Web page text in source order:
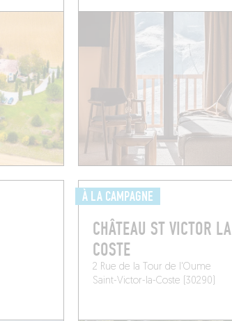
À LA CAMPAGNE
CHÂTEAU ST VICTOR LA
COSTE
2 Rue de la Tour de l'Oume
Saint-Victor-la-Coste (30290)